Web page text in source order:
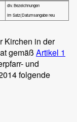
div. Bezeichnungen
Im Satz(Datumsangabe neu
Kirchen in der
gemäß Artikel 1
und
folgende